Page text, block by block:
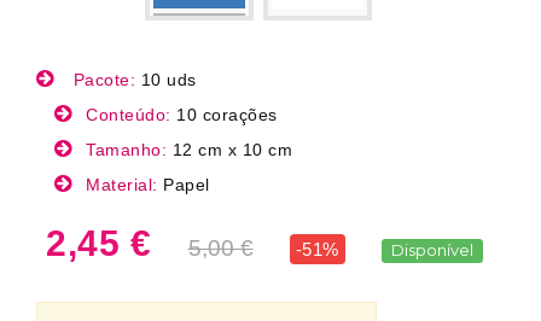
Pacote: 10 uds
Conteúdo: 10 corações
Tamanho: 12 cm x 10 cm
Material: Papel
2,45 € 5,00 € -51% Disponível